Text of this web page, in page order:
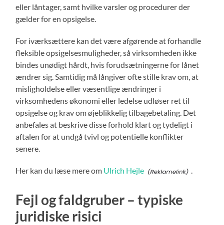
eller låntager, samt hvilke varsler og procedurer der
gælder for en opsigelse.
For iværksættere kan det være afgørende at forhandle
fleksible opsigelsesmuligheder, så virksomheden ikke
bindes unødigt hårdt, hvis forudsætningerne for lånet
ændrer sig. Samtidig må långiver ofte stille krav om, at
misligholdelse eller væsentlige ændringer i
virksomhedens økonomi eller ledelse udløser ret til
opsigelse og krav om øjeblikkelig tilbagebetaling. Det
anbefales at beskrive disse forhold klart og tydeligt i
aftalen for at undgå tvivl og potentielle konflikter
senere.
Her kan du læse mere om Ulrich Hejle
Fejl og faldgruber – typiske
juridiske risici